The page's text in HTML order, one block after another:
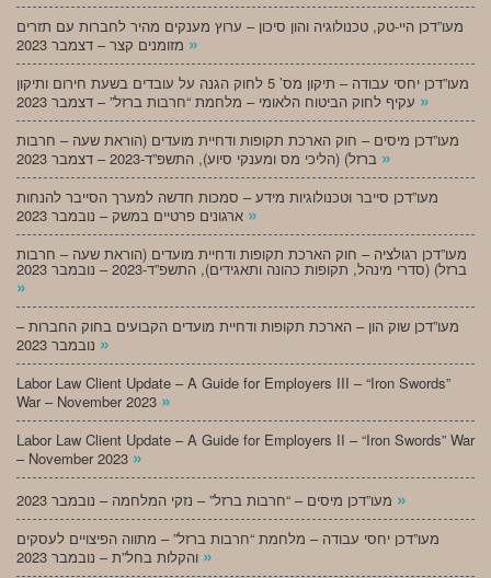
מעו”דכן היי-טק, טכנולוגיה והון סיכון – ערוץ מענקים מהיר לחברות עם תזרים
»
מעו”דכן יחסי עבודה – תיקון מס’ 5 לחוק הגנה על עובדים בשעת חירום ותיקון
»
מעו”דכן מיסים – חוק הארכת תקופות ודחיית מועדים (הוראת שעה – חרבות
»
מעו”דכן סייבר וטכנולוגיות מידע – סמכות חדשה למערך הסייבר להנחות
»
מעו”דכן רגולציה – חוק הארכת תקופות ודחיית מועדים (הוראת שעה – חרבות
ברזל) (סדרי מינהל, תקופות כהונה ותאגידים), התשפ”ד-2023 – נובמבר 2023
»
מעו”דכן שוק הון – הארכת תקופות ודחיית מועדים הקבועים בחוק החברות –
»
Labor Law Client Update – A Guide for Employers III – “Iron Swords”
War – November 2023 »
Labor Law Client Update – A Guide for Employers II – “Iron Swords” War
– November 2023 »
»
מעו”דכן יחסי עבודה – מלחמת “חרבות ברזל” – מתווה הפיצויים לעסקים
»